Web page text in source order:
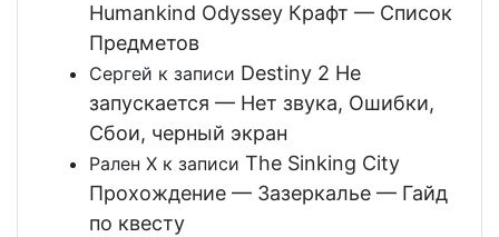
Humankind Odyssey Крафт — Список
Предметов
Сергей к записи Destiny 2 Не
запускается — Нет звука, Ошибки,
Сбои, черный экран
Рален Х к записи The Sinking City
Прохождение — Зазеркалье — Гайд
по квесту